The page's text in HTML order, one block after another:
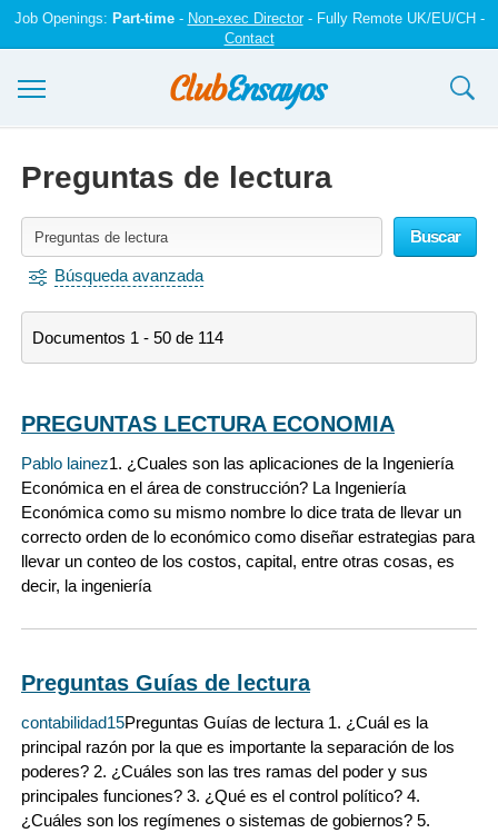
Job Openings: Part-time- Non-exec Director- Fully Remote UK/EU/CH -
Contact
Iniciar sesión
Preguntas de lectura
Buscar
Búsqueda avanzada
Documentos 1 - 50 de 114
PREGUNTAS LECTURA ECONOMIA
Pablo lainez1. ¿Cuales son las aplicaciones de la Ingeniería
Económica en el área de construcción? La Ingeniería
Económica como su mismo nombre lo dice trata de llevar un
correcto orden de lo económico como diseñar estrategias para
llevar un conteo de los costos, capital, entre otras cosas, es
decir, la ingeniería
Preguntas Guías de lectura
contabilidad15Preguntas Guías de lectura 1. ¿Cuál es la
principal razón por la que es importante la separación de los
poderes? 2. ¿Cuáles son las tres ramas del poder y sus
principales funciones? 3. ¿Qué es el control político? 4.
¿Cuáles son los regímenes o sistemas de gobiernos? 5.